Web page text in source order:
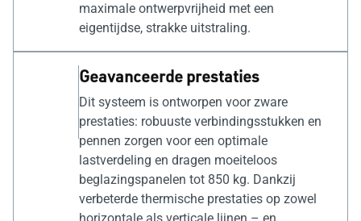
maximale ontwerpvrijheid met een
eigentijdse, strakke uitstraling.
Geavanceerde prestaties
Dit systeem is ontworpen voor zware
prestaties: robuuste verbindingsstukken en
pennen zorgen voor een optimale
lastverdeling en dragen moeiteloos
beglazingspanelen tot 850 kg. Dankzij
verbeterde thermische prestaties op zowel